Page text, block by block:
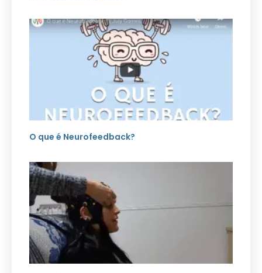
O que é Neurofeedback?